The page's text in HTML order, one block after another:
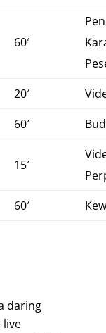
60′
20′
60′
15′
60′
daring
live